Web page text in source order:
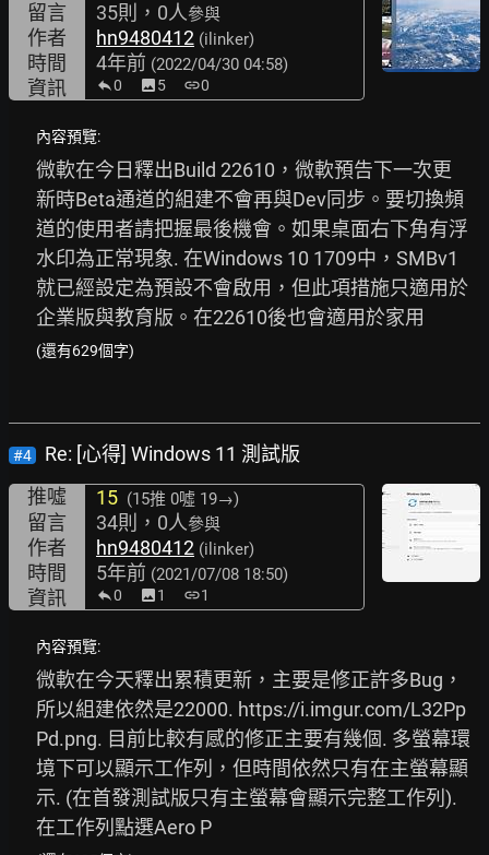
留言 35則，0人參與
作者 hn9480412 (ilinker)
時間 4年前 (2022/04/30 04:58)
資訊 0 image5 link0
內容預覽:
微軟在今日釋出Build 22610，微軟預告下一次更
新時Beta通道的組建不會再與Dev同步。要切換頻
道的使用者請把握最後機會。如果桌面右下角有浮
水印為正常現象. 在Windows 10 1709中，SMBv1
就已經設定為預設不會啟用，但此項措施只適用於
企業版與教育版。在22610後也會適用於家用
(還有629個字)
#4
Re: [心得] Windows 11 測試版
推噓
15 (15推 0噓 19→)
留言 34則，0人參與
作者 hn9480412 (ilinker)
時間 5年前 (2021/07/08 18:50)
資訊 0 image1 link1
內容預覽:
微軟在今天釋出累積更新，主要是修正許多Bug，
所以組建依然是22000. https://i.imgur.com/L32Pp
Pd.png. 目前比較有感的修正主要有幾個. 多螢幕環
境下可以顯示工作列，但時間依然只有在主螢幕顯
示. (在首發測試版只有主螢幕會顯示完整工作列).
在工作列點選Aero P